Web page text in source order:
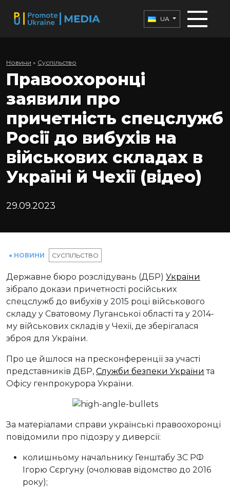
UA
Новини » Суспільство
Правоохоронці
заявили про
причетність спецслужб
Росії до вибухів на
військових складах в
Україні й Чехії (відео)
29.09.2023
● НОВИНИ СУСПІЛЬСТВО
Державне бюро розслідувань (ДБР) України
зібрало докази причетності російських
спецслужб до вибухів у 2015 році військового
складу у Сватовому Луганської області та у 2014-
му військових складів у Чехії, де зберігалася
зброя для України.
Про це йшлося на пресконференції за участі
представників ДБР, Служби безпеки України та
Офісу генпрокурора України.
За матеріалами справи українські правоохоронці
повідомили про підозру у диверсії:
колишньому начальнику Генштабу ЗС РФ
Ігорю Сєргуну (очолював відомство до 2016
року);